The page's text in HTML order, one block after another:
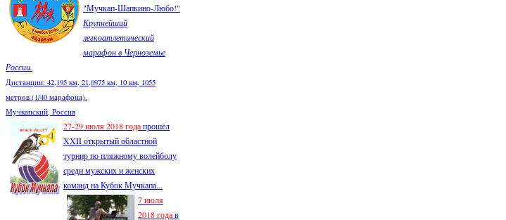
"Мучкап-Шапкино-Любо!"
Крупнейший
легкоатлетический
марафон в Черноземье
России.
Дистанции: 42,195 км, 21,0975 км, 10 км, 1055
метров (1/40 марафона).
Мучкапский, Россия
27-29 июля 2018 годапрошёл
XXII открытый областной
турнир по пляжному волейболу
среди мужских и женских
команд на Кубок Мучкапа...
7 июля
2018 годав